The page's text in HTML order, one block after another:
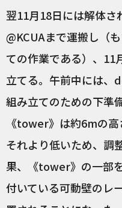
翌11月18日には解体
@KCUAまで運搬し（
ての作業である）、11
立てる。午前中には
組み立てのための下準
《tower》は約6mの
それより低いため、調
果、《tower》の一部
付いている可動壁のレ